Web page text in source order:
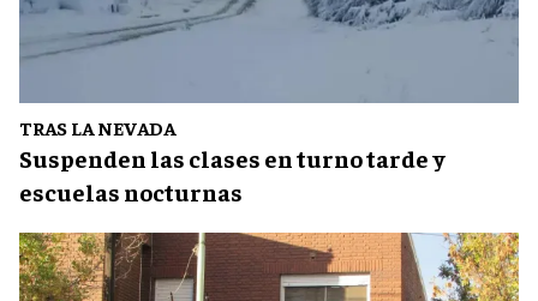
TRAS LA NEVADA
Suspenden las clases en turno tarde y
escuelas nocturnas